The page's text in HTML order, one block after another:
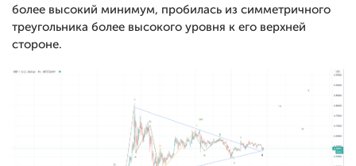
более высокий минимум, пробилась из симметричного
треугольника более высокого уровня к его верхней
стороне.